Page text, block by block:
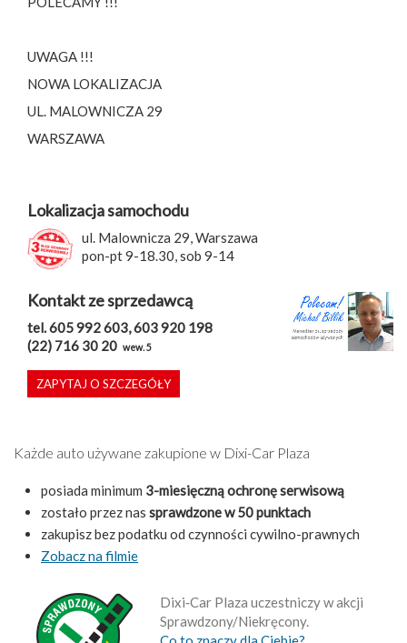
UWAGA !!!
NOWA LOKALIZACJA
UL. MALOWNICZA 29
WARSZAWA
Lokalizacja samochodu
ul. Malownicza 29, Warszawa
pon-pt 9-18.30, sob 9-14
Kontakt ze sprzedawcą
tel. 605 992 603, 603 920 198
(22) 716 30 20 wew. 5
ZAPYTAJ O SZCZEGÓŁY
Każde auto używane zakupione w Dixi-Car Plaza
posiada minimum 3-miesięczną ochronę serwisową
zostało przez nas sprawdzone w 50 punktach
zakupisz bez podatku od czynności cywilno-prawnych
Zobacz na filmie
Dixi‑Car Plaza uczestniczy w akcji
Sprawdzony/Niekręcony.